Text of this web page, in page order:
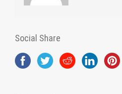
Social Share